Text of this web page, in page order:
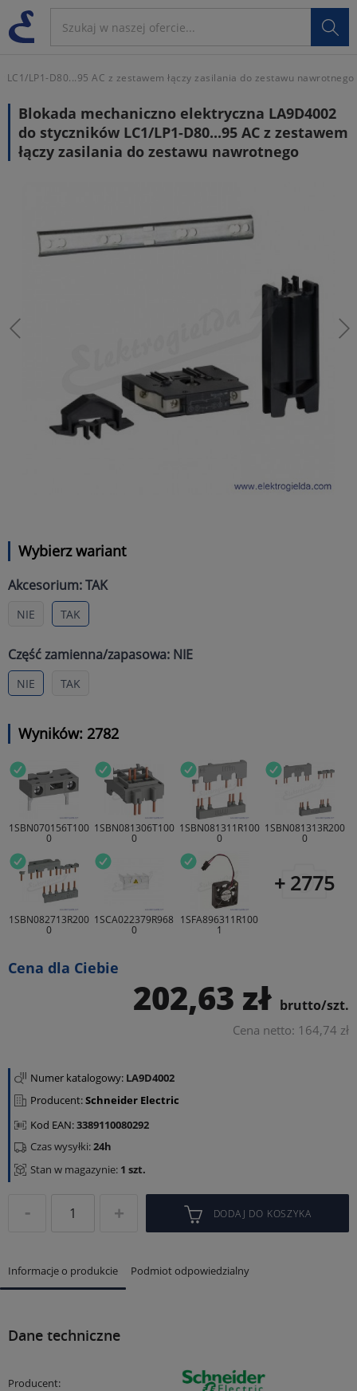

LC1/LP1-D80...95 AC z zestawem łączy zasilania do zestawu nawrotnego
Blokada mechaniczno elektryczna LA9D4002
do styczników LC1/LP1-D80...95 AC z zestawem
łączy zasilania do zestawu nawrotnego
Wybierz wariant
Akcesorium: TAK
NIE TAK
Część zamienna/zapasowa: NIE
NIE TAK
Wyników: 2782
1SBN070156T100
0
1SBN081306T100
0
1SBN081311R100
0
1SBN081313R200
0
1SBN082713R200
0
1SCA022379R968
0
1SFA896311R100
1
+ 2775
Cena dla Ciebie
202,63 zł brutto/szt.
Cena netto: 164,74 zł
Numer katalogowy: LA9D4002
Producent:Schneider Electric
Kod EAN:3389110080292
Stan w magazynie: 1 szt.
Czas wysyłki:24h
DODAJ DO KOSZYKA
Informacje o produkcie Podmiot odpowiedzialny
Dane techniczne
Producent: